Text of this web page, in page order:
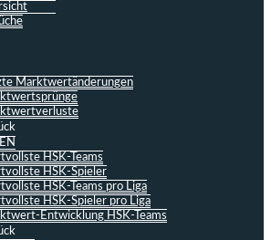
Marktwertänderungen
HSK-Teams
HSK-Spieler
HSK-Teams pro Liga
HSK-Spieler pro Liga
Entwicklung HSK-Teams